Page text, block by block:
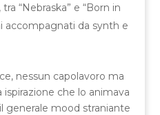
“Nebraska” e “Born in
accompagnati da synth e
nessun capolavoro ma
ispirazione che lo animava
generale mood straniante